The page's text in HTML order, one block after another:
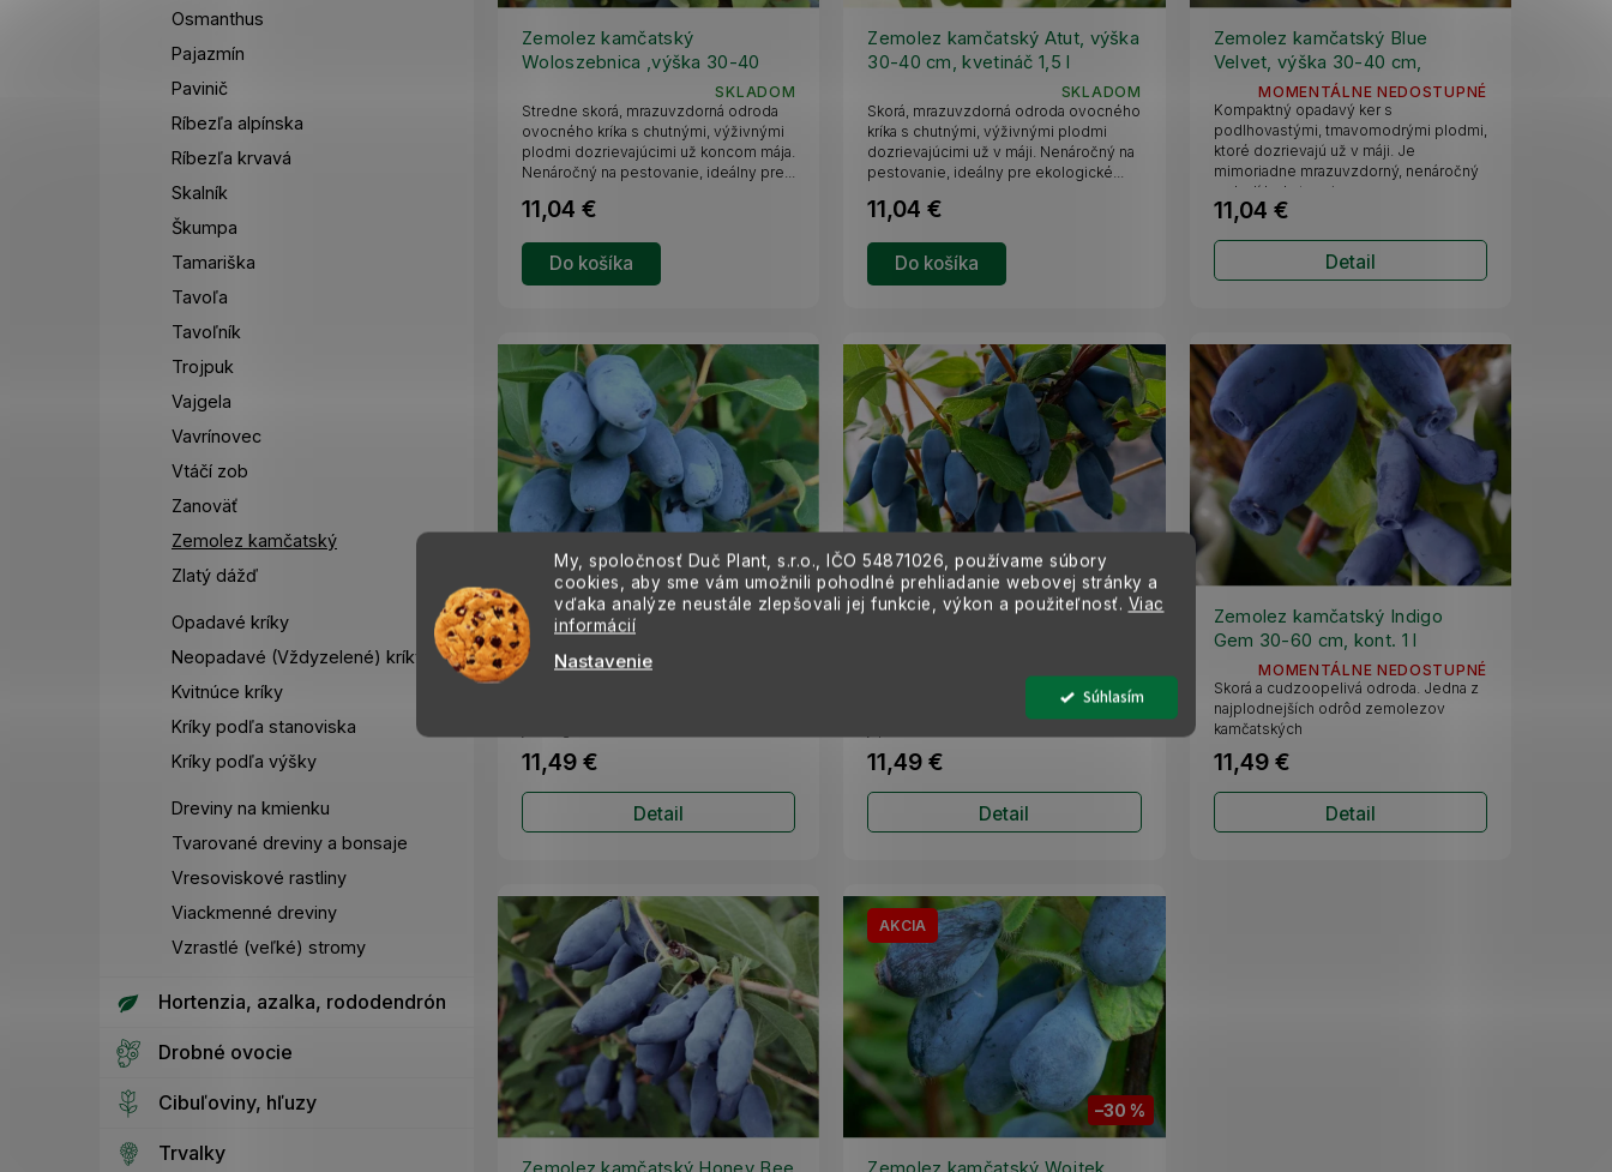
My, spoločnosť Duč Plant, s.r.o., IČO 54871026, používame súbory
cookies, aby sme vám umožnili pohodlné prehliadanie webovej stránky a
vďaka analýze neustále zlepšovali jej funkcie, výkon a použiteľnosť. Viac
informácií
Nastavenie
Súhlasím
Osmanthus
Pajazmín
Pavinič
Ríbezľa alpínska
Ríbezľa krvavá
Skalník
Škumpa
Tamariška
Tavoľa
Tavoľník
Trojpuk
Vajgela
Vavrínovec
Vtáčí zob
Zanoväť
Zemolez kamčatský
Zlatý dážď
Opadavé kríky
Neopadavé (Vždyzelené) kríky
Kvitnúce kríky
Kríky podľa stanoviska
Kríky podľa výšky
Dreviny na kmienku
Tvarované dreviny a bonsaje
Vresoviskové rastliny
Viackmenné dreviny
Vzrastlé (veľké) stromy
Hortenzia, azalka, rododendrón
Drobné ovocie
Cibuľoviny, hľuzy
Trvalky
Zemolez kamčatský
Woloszebnica ,výška 30-40
SKLADOM
11,04 €
Do košíka
Stredne skorá, mrazuvzdorná odroda
ovocného kríka s chutnými, výživnými
plodmi dozrievajúcimi už koncom mája.
Nenáročný na pestovanie, ideálny pre...
Zemolez kamčatský Atut, výška
30-40 cm, kvetináč 1,5 l
SKLADOM
11,04 €
Do košíka
Skorá, mrazuvzdorná odroda ovocného
kríka s chutnými, výživnými plodmi
dozrievajúcimi už v máji. Nenáročný na
pestovanie, ideálny pre ekologické...
Zemolez kamčatský Blue
Velvet, výška 30-40 cm,
kvetináč 1,5 l
MOMENTÁLNE NEDOSTUPNÉ
11,04 €
Detail
Kompaktný opadavý ker s
podlhovastými, tmavomodrými plodmi,
ktoré dozrievajú už v máji. Je
mimoriadne mrazuvzdorný, nenáročný
a plodí bohato pri...
Zemolez kamčatský Boreal
Beauty 30-60 cm, kont. 1 l
MOMENTÁLNE NEDOSTUPNÉ
11,49 €
Detail
Zemolez kamčatský Aurora 30-
11,49 €
Detail
Skorá, čiastočne samoopelivá odroda.
Táto odroda bola vyšľachtená skrížením
Zemolez kamčatský Indigo
Gem 30-60 cm, kont. 1 l
MOMENTÁLNE NEDOSTUPNÉ
11,49 €
Detail
Skorá a cudzoopelivá odroda. Jedna z
najplodnejších odrôd zemolezov
kamčatských
AKCIA
–30 %